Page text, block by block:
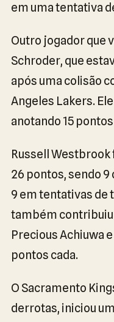
em uma tentativa
Outro jogador que
Schroder, que
após uma colisão
Angeles Lakers.
anotando 15
Russell Westbrook
26 pontos, sendo 9
9 em tentativas de
também contribuiu
Precious Achiuwa
pontos cada.
O Sacramento
derrotas, iniciou